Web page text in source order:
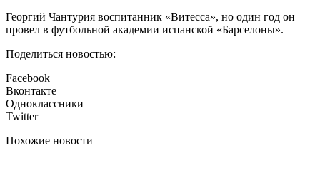
Георгий Чантурия воспитанник «Витесса», но один год он
провел в футбольной академии испанской «Барселоны».
Поделиться новостью:
Facebook
Вконтакте
Одноклассники
Twitter
Похожие новости